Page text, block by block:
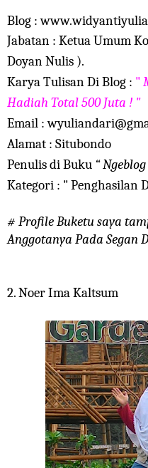
Blog :
Jabatan : Ketua Umum
Doyan Nulis ).
Karya Tulisan Di Blog : "
Hadiah Total 500 Juta ! "
Email :
Alamat : Situbondo
Penulis di Buku “
Kategori : " Penghasilan
# Profile Buketu saya
Anggotanya Pada Segan
2. Noer Ima Kaltsum